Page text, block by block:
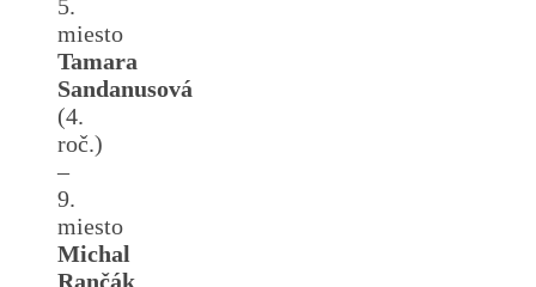
5.
miesto
Tamara
Sandanusová
(4.
roč.)
–
9.
miesto
Michal
Rančák